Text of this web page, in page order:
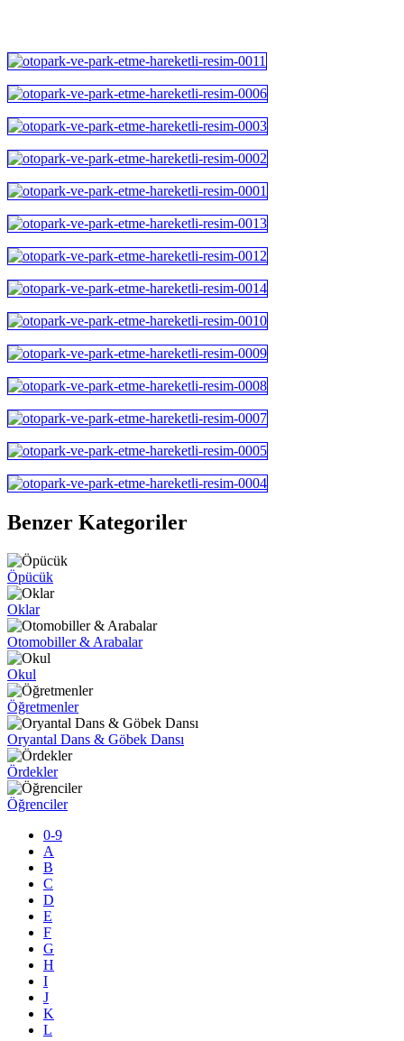
Benzer Kategoriler
Öpücük
Oklar
Otomobiller & Arabalar
Okul
Öğretmenler
Oryantal Dans & Göbek Dansı
Ördekler
Öğrenciler
0-9
A
B
C
D
E
F
G
H
I
J
K
L